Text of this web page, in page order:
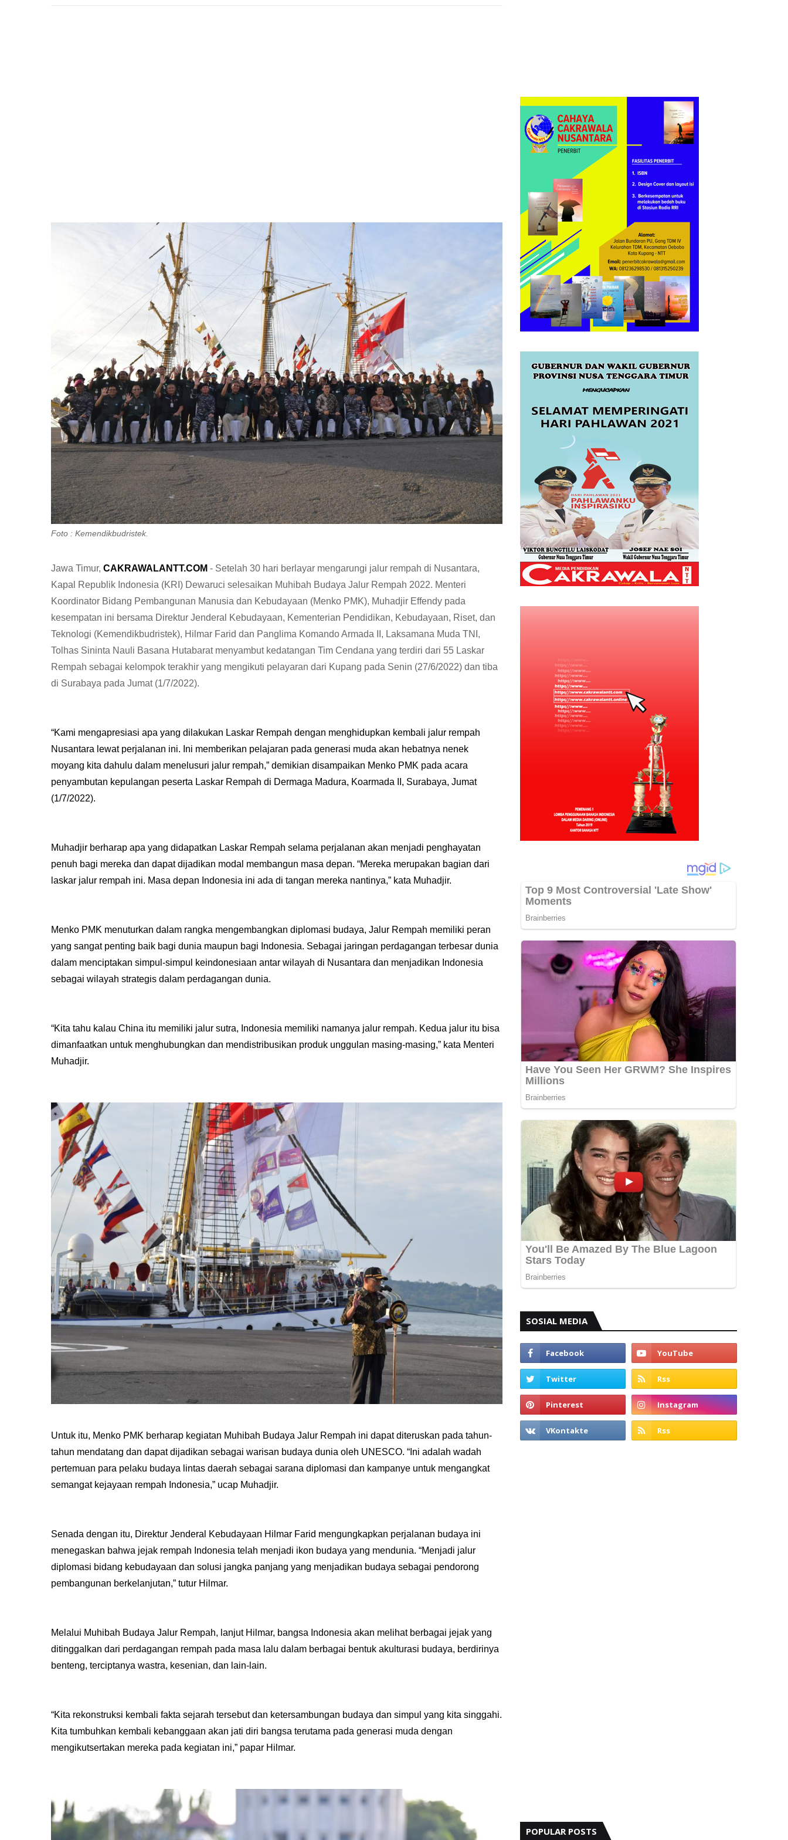
Foto : Kemendikbudristek.
Jawa Timur, CAKRAWALANTT.COM - Setelah 30 hari berlayar mengarungi jalur rempah di Nusantara,
Kapal Republik Indonesia (KRI) Dewaruci selesaikan Muhibah Budaya Jalur Rempah 2022. Menteri
Koordinator Bidang Pembangunan Manusia dan Kebudayaan (Menko PMK), Muhadjir Effendy pada
kesempatan ini bersama Direktur Jenderal Kebudayaan, Kementerian Pendidikan, Kebudayaan, Riset, dan
Teknologi (Kemendikbudristek), Hilmar Farid dan Panglima Komando Armada II, Laksamana Muda TNI,
Tolhas Sininta Nauli Basana Hutabarat menyambut kedatangan Tim Cendana yang terdiri dari 55 Laskar
Rempah sebagai kelompok terakhir yang mengikuti pelayaran dari Kupang pada Senin (27/6/2022) dan tiba
di Surabaya pada Jumat (1/7/2022).
“Kami mengapresiasi apa yang dilakukan Laskar Rempah dengan menghidupkan kembali jalur rempah
Nusantara lewat perjalanan ini. Ini memberikan pelajaran pada generasi muda akan hebatnya nenek
moyang kita dahulu dalam menelusuri jalur rempah,” demikian disampaikan Menko PMK pada acara
penyambutan kepulangan peserta Laskar Rempah di Dermaga Madura, Koarmada II, Surabaya, Jumat
(1/7/2022).
Muhadjir berharap apa yang didapatkan Laskar Rempah selama perjalanan akan menjadi penghayatan
penuh bagi mereka dan dapat dijadikan modal membangun masa depan. “Mereka merupakan bagian dari
laskar jalur rempah ini. Masa depan Indonesia ini ada di tangan mereka nantinya,” kata Muhadjir.
Menko PMK menuturkan dalam rangka mengembangkan diplomasi budaya, Jalur Rempah memiliki peran
yang sangat penting baik bagi dunia maupun bagi Indonesia. Sebagai jaringan perdagangan terbesar dunia
dalam menciptakan simpul-simpul keindonesiaan antar wilayah di Nusantara dan menjadikan Indonesia
sebagai wilayah strategis dalam perdagangan dunia.
“Kita tahu kalau China itu memiliki jalur sutra, Indonesia memiliki namanya jalur rempah. Kedua jalur itu bisa
dimanfaatkan untuk menghubungkan dan mendistribusikan produk unggulan masing-masing,” kata Menteri
Muhadjir.
Untuk itu, Menko PMK berharap kegiatan Muhibah Budaya Jalur Rempah ini dapat diteruskan pada tahun-
tahun mendatang dan dapat dijadikan sebagai warisan budaya dunia oleh UNESCO. “Ini adalah wadah
pertemuan para pelaku budaya lintas daerah sebagai sarana diplomasi dan kampanye untuk mengangkat
semangat kejayaan rempah Indonesia,” ucap Muhadjir.
Senada dengan itu, Direktur Jenderal Kebudayaan Hilmar Farid mengungkapkan perjalanan budaya ini
menegaskan bahwa jejak rempah Indonesia telah menjadi ikon budaya yang mendunia. “Menjadi jalur
diplomasi bidang kebudayaan dan solusi jangka panjang yang menjadikan budaya sebagai pendorong
pembangunan berkelanjutan,” tutur Hilmar.
Melalui Muhibah Budaya Jalur Rempah, lanjut Hilmar, bangsa Indonesia akan melihat berbagai jejak yang
ditinggalkan dari perdagangan rempah pada masa lalu dalam berbagai bentuk akulturasi budaya, berdirinya
benteng, terciptanya wastra, kesenian, dan lain-lain.
“Kita rekonstruksi kembali fakta sejarah tersebut dan ketersambungan budaya dan simpul yang kita singgahi.
Kita tumbuhkan kembali kebanggaan akan jati diri bangsa terutama pada generasi muda dengan
mengikutsertakan mereka pada kegiatan ini,” papar Hilmar.
SOSIAL MEDIA
POPULAR POSTS